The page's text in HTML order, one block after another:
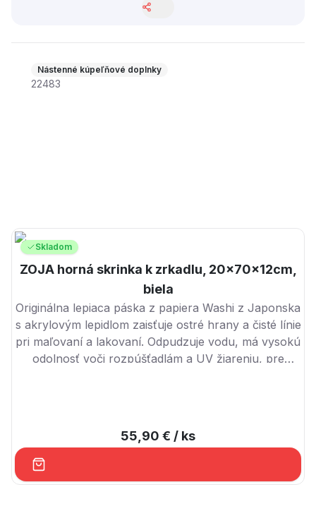
Nástenné kúpeľňové doplnky
22483
Skladom
ZOJA horná skrinka k zrkadlu, 20x70x12cm,
biela
Originálna lepiaca páska z papiera Washi z Japonska
s akrylovým lepidlom zaisťuje ostré hrany a čisté línie
pri maľovaní a lakovaní. Odpudzuje vodu, má vysokú
odolnosť voči rozpúšťadlám a UV žiareniu, pre
55,90 € / ks